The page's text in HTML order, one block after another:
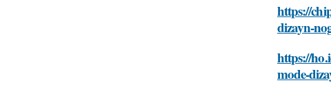
https://
dizayn-
https://
mode-